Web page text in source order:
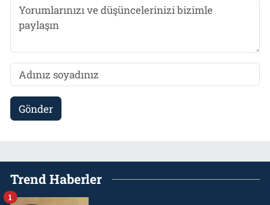
Gönder
Trend Haberler
1